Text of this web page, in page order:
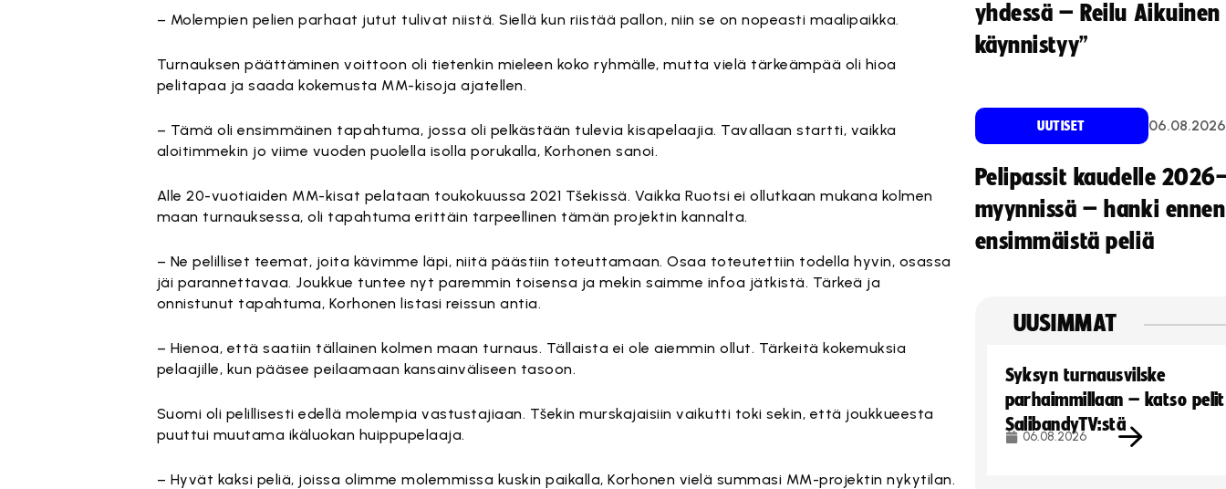
– Molempien pelien parhaat jutut tulivat niistä. Siellä kun riistää pallon, niin se on nopeasti maalipaikka.
Turnauksen päättäminen voittoon oli tietenkin mieleen koko ryhmälle, mutta vielä tärkeämpää oli hioa
pelitapaa ja saada kokemusta MM-kisoja ajatellen.
– Tämä oli ensimmäinen tapahtuma, jossa oli pelkästään tulevia kisapelaajia. Tavallaan startti, vaikka
aloitimmekin jo viime vuoden puolella isolla porukalla, Korhonen sanoi.
Alle 20-vuotiaiden MM-kisat pelataan toukokuussa 2021 Tšekissä. Vaikka Ruotsi ei ollutkaan mukana kolmen
maan turnauksessa, oli tapahtuma erittäin tarpeellinen tämän projektin kannalta.
– Ne pelilliset teemat, joita kävimme läpi, niitä päästiin toteuttamaan. Osaa toteutettiin todella hyvin, osassa
jäi parannettavaa. Joukkue tuntee nyt paremmin toisensa ja mekin saimme infoa jätkistä. Tärkeä ja
onnistunut tapahtuma, Korhonen listasi reissun antia.
– Hienoa, että saatiin tällainen kolmen maan turnaus. Tällaista ei ole aiemmin ollut. Tärkeitä kokemuksia
pelaajille, kun pääsee peilaamaan kansainväliseen tasoon.
Suomi oli pelillisesti edellä molempia vastustajiaan. Tšekin murskajaisiin vaikutti toki sekin, että joukkueesta
puuttui muutama ikäluokan huippupelaaja.
– Hyvät kaksi peliä, joissa olimme molemmissa kuskin paikalla, Korhonen vielä summasi MM-projektin nykytilan.
yhdessä – Reilu
käynnistyy”
UUTISET 06.08.2026
Pelipassit kaudelle
myynnissä – hanki ennen
ensimmäistä peliä
UUSIMMAT
Syksyn turnausvilske
parhaimmillaan – katso pelit
SalibandyTV:stä
06.08.2026